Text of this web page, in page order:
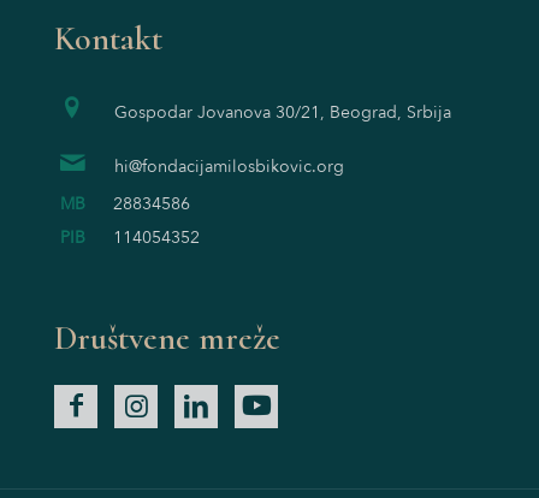
Kontakt
Gospodar Jovanova 30/21, Beograd, Srbija
hi@fondacijamilosbikovic.org
MB
28834586
PIB
114054352
Društvene mreže